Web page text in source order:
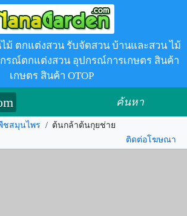
ม้ ตกแต่งสวน รับจัดสวน บ้านและสวน ไม้
รณ์ตกแต่งสวน อุปกรณ์การเกษตร สินค้า
เกษตร สินค้า OTOP
ค้นหา
ชสมุนไพร / ต้นกล้าต้นกุยช่าย
ติดต่อโฆษณา